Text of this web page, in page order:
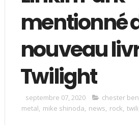
mentionné
nouveau
Twilight
septembre 07, 2020 chester
metal, mike shinoda, news, rock,